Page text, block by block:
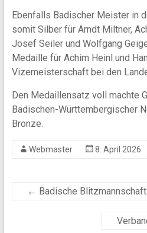
Ebenfalls Badischer Meister in
somit Silber für Arndt Miltner,
Josef Seiler und Wolfgang
Medaille für Achim Heinl und
Vizemeisterschaft bei den
Den Medaillensatz voll machte
Badischen-Württembergischer
Bronze.
Webmaster 8. April 2026
← Badische